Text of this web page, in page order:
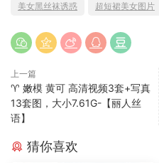
美女黑丝袜诱惑
超短裙美女图片
上一篇
♈ 嫩模 黄可 高清视频3套+写真
13套图，大小7.61G-【丽人丝
语】
猜你喜欢